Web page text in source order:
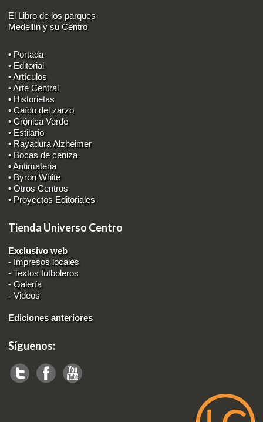
El Libro de los parques
Medellín y su Centro
• Portada
• Editorial
• Artículos
• Arte Central
• Historietas
• Caído del zarzo
• Crónica Verde
• Estilario
• Rayadura Alzheimer
• Bocas de ceniza
• Antimateria
• Byron White
• Otros Centros
• Proyectos Editoriales
Tienda Universo Centro
Exclusivo web
- Impresos locales
-Textos futboleros
-Galería
-Videos
Ediciones anteriores
Síguenos: